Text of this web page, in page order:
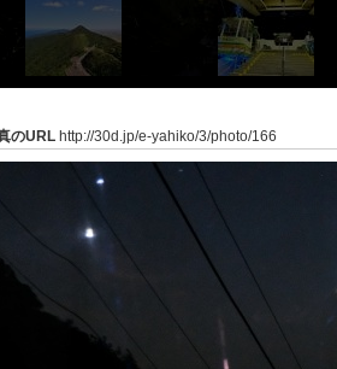
のURL http://30d.jp/e-yahiko/3/photo/166